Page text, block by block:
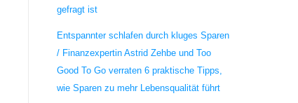
gefragt ist
Entspannter schlafen durch kluges Sparen
/ Finanzexpertin Astrid Zehbe und Too
Good To Go verraten 6 praktische Tipps,
wie Sparen zu mehr Lebensqualität führt